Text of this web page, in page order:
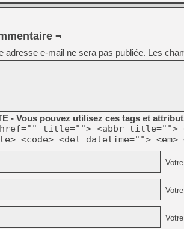
¬
adresse e-mail ne sera pas publiée. Les
- Vous pouvez utilisez ces tags et
title=""> <abbr title="">
<code> <del datetime="">